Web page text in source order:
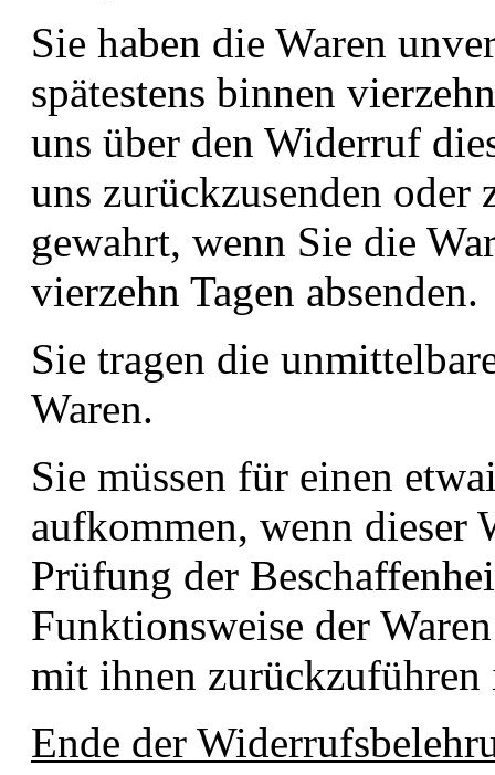
Sie haben die Waren
spätestens binnen
uns über den Widerruf
uns zurückzusenden
gewahrt, wenn Sie die
vierzehn Tagen absenden.
Sie tragen die
Waren.
Sie müssen für einen
aufkommen, wenn dieser
Prüfung der
Funktionsweise der
mit ihnen zurückzuführen
Ende der